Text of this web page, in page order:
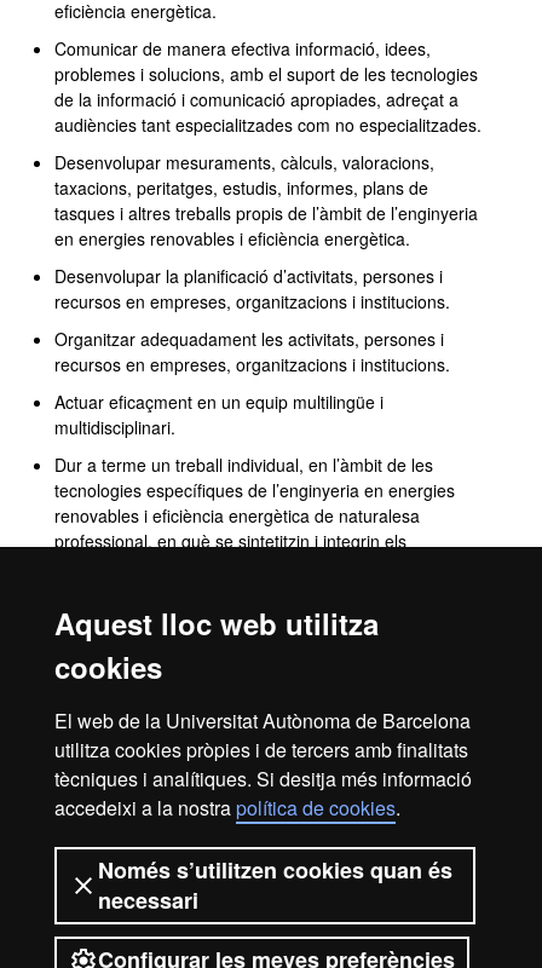
Aquest lloc web utilitza
cookies
El web de la Universitat Autònoma de Barcelona
utilitza cookies pròpies i de tercers amb finalitats
tècniques i analítiques. Si desitja més informació
accedeixi a la nostrapolítica de cookies.
Només s’utilitzen cookies quan és
necessari
Configurar les meves preferències
eficiència energètica.
Comunicar de manera efectiva informació, idees,
problemes i solucions, amb el suport de les tecnologies
de la informació i comunicació apropiades, adreçat a
audiències tant especialitzades com no especialitzades.
Desenvolupar mesuraments, càlculs, valoracions,
taxacions, peritatges, estudis, informes, plans de
tasques i altres treballs propis de l’àmbit de l’enginyeria
en energies renovables i eficiència energètica.
Desenvolupar la planificació d’activitats, persones i
recursos en empreses, organitzacions i institucions.
Organitzar adequadament les activitats, persones i
recursos en empreses, organitzacions i institucions.
Actuar eficaçment en un equip multilingüe i
multidisciplinari.
Dur a terme un treball individual, en l’àmbit de les
tecnologies específiques de l’enginyeria en energies
renovables i eficiència energètica de naturalesa
professional, en què se sintetitzin i integrin els
mateix davant un tribunal universitari.
Actuar en l’exercici professional de l’àmbit de
l’enginyeria amb responsabilitat ètica i amb respecte
democràtics, les desigualtats per raó de gènere,
l’impacte social, econòmic i mediambiental.
Avís legal Protecció de dades
Sobre el web
Accessibilitat web